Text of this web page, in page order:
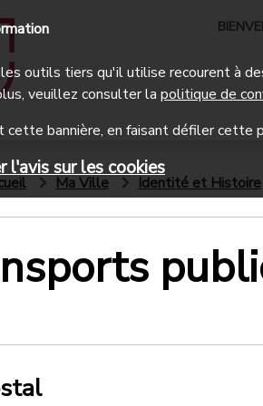
Ma Ville Identité et Histoire
outils tiers qu'il utilise recourent à
veuillez consulter la politique de
cette bannière, en faisant défiler cette
l'avis sur les cookies